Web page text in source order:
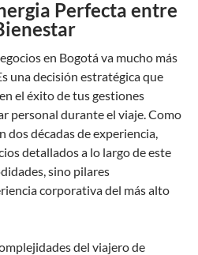
Perfecta entre
en Bogotá va mucho más
una decisión estratégica que
el éxito de tus gestiones
personal durante el viaje. Como
décadas de experiencia,
detallados a lo largo de este
sino pilares
corporativa del más alto
del viajero de